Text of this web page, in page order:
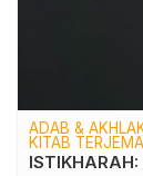
ADAB &
KITAB